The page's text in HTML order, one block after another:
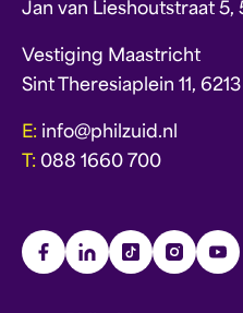
Jan van Lieshoutstraat 5,
Vestiging Maastricht
Sint Theresiaplein 11,
E: info@philzuid.nl
T: 088 1660 700